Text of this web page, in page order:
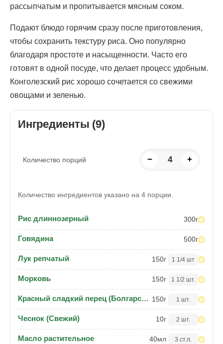
рассыпчатым и пропитывается мясным соком.
Подают блюдо горячим сразу после приготовления,
чтобы сохранить текстуру риса. Оно популярно
благодаря простоте и насыщенности. Часто его
готовят в одной посуде, что делает процесс удобным.
Конголезский рис хорошо сочетается со свежими
овощами и зеленью.
Ингредиенты (9)
Количество порций − 4 +
Количество ингредиентов указано на 4 порции.
Рис длиннозерный 300г
Говядина 500г
Лук репчатый 150г 1 1/4 шт
Морковь 150г 1 1/2 шт.
Красный сладкий перец (Болгарский) 150г 1 шт.
Чеснок (Свежий) 10г 2 шт.
Масло растительное 40мл 3 ст.л.